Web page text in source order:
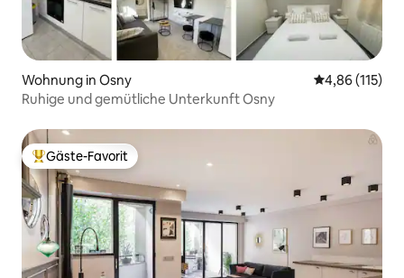
Wohnung in Osny
4,86 (115)
Ruhige und gemütliche Unterkunft Osny
Beliebter Gäste-Favorit.
Gäste-Favorit